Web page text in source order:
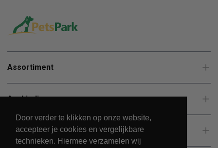
Door verder te klikken op onze website,
accepteer je cookies en vergelijkbare
technieken. Hiermee verzamelen wij
Assortiment
Aanbiedingen
Klantenservice